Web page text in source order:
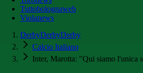
Tuttobolognaweb
Violanews
DerbyDerbyDerby
Calcio Italiano
Inter, Marotta: "Qui siamo l'unica